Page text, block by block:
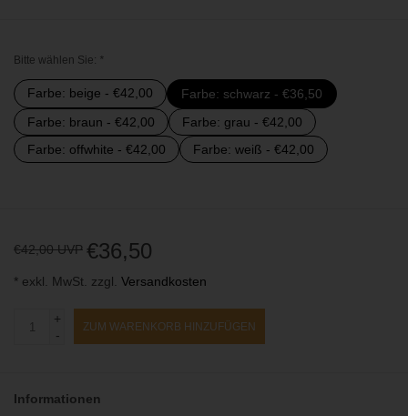
Bitte wählen Sie: *
Farbe: beige - €42,00
Farbe: schwarz - €36,50
Farbe: braun - €42,00
Farbe: grau - €42,00
Farbe: offwhite - €42,00
Farbe: weiß - €42,00
€42,00 UVP €36,50
* exkl. MwSt. zzgl. Versandkosten
+
-
ZUM WARENKORB HINZUFÜGEN
Informationen